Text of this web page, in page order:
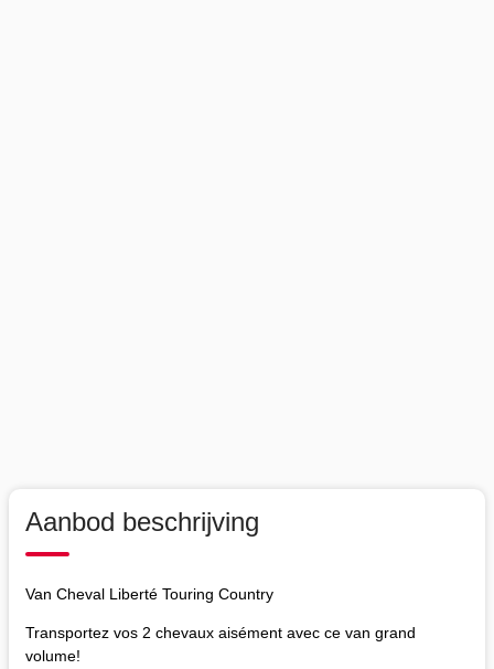
Aanbod beschrijving
Van Cheval Liberté Touring Country
Transportez vos 2 chevaux aisément avec ce van grand
volume!